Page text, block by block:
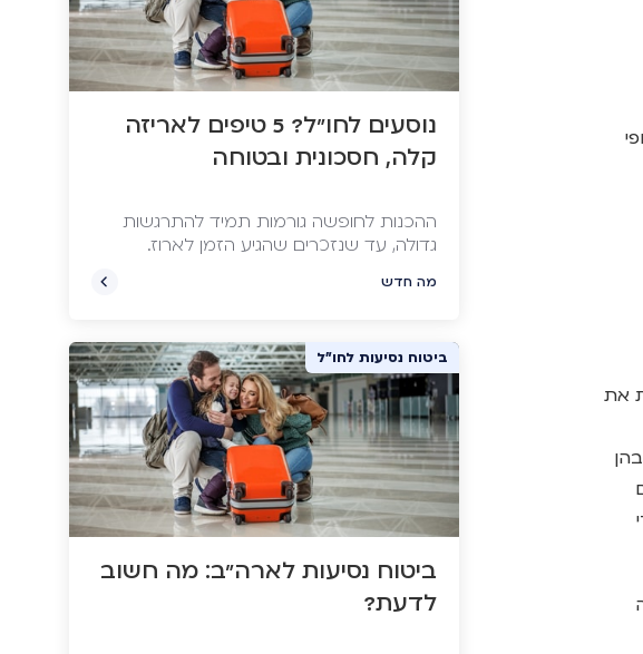
את
נוסעים לחו"ל? 5 טיפים לאריזה
קלה, חסכונית ובטוחה
ההכנות לחופשה גורמות תמיד להתרגשות
מה חדש
ביטוח נסיעות לחו"ל
ביטוח נסיעות לארה"ב: מה חשוב
לדעת?